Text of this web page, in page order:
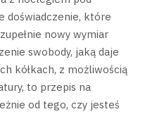
doświadczenie, które
nowy wymiar
swobody, jaką daje
kółkach, z możliwością
to przepis na
od tego, czy jesteś